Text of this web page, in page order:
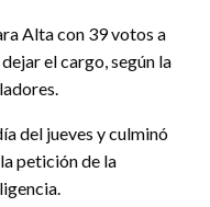
Alta con 39 votos a
el cargo, según la
del jueves y culminó
petición de la